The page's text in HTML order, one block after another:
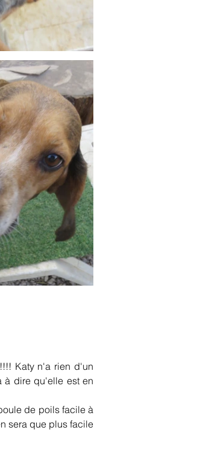
Katy n'a rien d'un
à dire qu'elle est en
de poils facile à
sera que plus facile